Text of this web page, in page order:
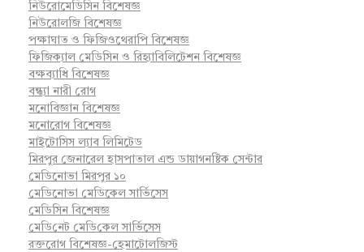
নিউরোমেডিসিন বিশেষজ্ঞ
নিউরোলজি বিশেষজ্ঞ
পক্ষাঘাত ও ফিজিওথেরাপি বিশেষজ্ঞ
ফিজিক্যাল মেডিসিন ও রিহ্যাবিলিটেশন বিশেষজ্ঞ
বক্ষব্যাধি বিশেষজ্ঞ
বন্ধ্যা নারী রোগ
মনোবিজ্ঞান বিশেষজ্ঞ
মনোরোগ বিশেষজ্ঞ
মাইটোসিস ল্যাব লিমিটেড
মিরপুর জেনারেল হাসপাতাল এন্ড ডায়াগনষ্টিক সেন্টার
মেডিনোভা মিরপুর ১০
মেডিনোভা মেডিকেল সার্ভিসেস
মেডিসিন বিশেষজ্ঞ
মে‌ডি‌নেট মে‌ডি‌কেল সা‌র্ভিসেস
রক্তরোগ বিশেষজ্ঞ-হেমাটোলজিস্ট